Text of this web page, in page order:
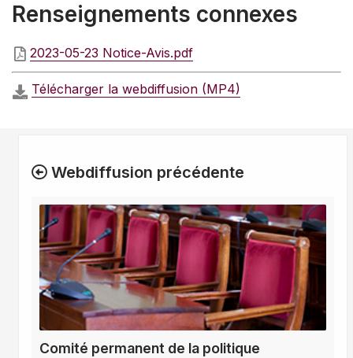
Renseignements connexes
2023-05-23 Notice-Avis.pdf
Télécharger la webdiffusion (MP4)
Webdiffusion précédente
Comité permanent de la politique